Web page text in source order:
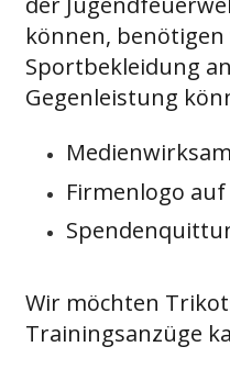
können,
Sportbekleidung
Gegenleistung
Firmenlogo
Wir möchten
Trainingsanzüge